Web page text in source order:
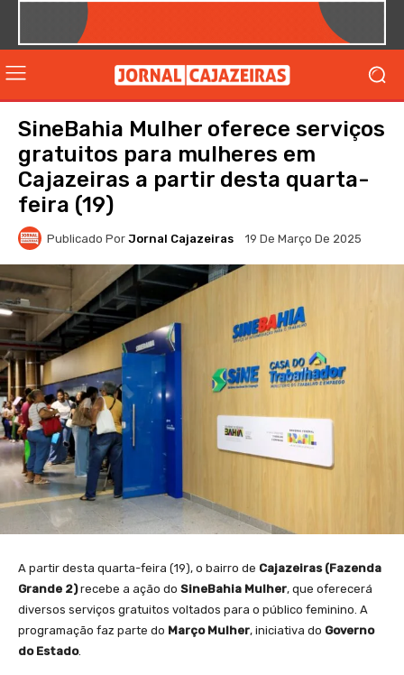
SineBahia Mulher oferece serviços
gratuitos para mulheres em
Cajazeiras a partir desta quarta-
feira (19)
Publicado Por Jornal Cajazeiras 19 De Março De 2025
A partir desta quarta-feira (19), o bairro de Cajazeiras (Fazenda
Grande 2)recebe a ação do SineBahia Mulher, que oferecerá
diversos serviços gratuitos voltados para o público feminino. A
programação faz parte do Março Mulher, iniciativa do Governo
do Estado.